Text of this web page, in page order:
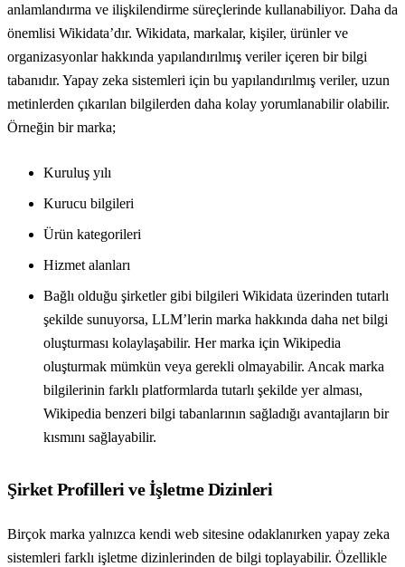
anlamlandırma ve ilişkilendirme süreçlerinde kullanabiliyor. Daha da
önemlisi Wikidata’dır. Wikidata, markalar, kişiler, ürünler ve
organizasyonlar hakkında yapılandırılmış veriler içeren bir bilgi
tabanıdır. Yapay zeka sistemleri için bu yapılandırılmış veriler, uzun
metinlerden çıkarılan bilgilerden daha kolay yorumlanabilir olabilir.
Örneğin bir marka;
Kuruluş yılı
Kurucu bilgileri
Ürün kategorileri
Hizmet alanları
Bağlı olduğu şirketler gibi bilgileri Wikidata üzerinden tutarlı
şekilde sunuyorsa, LLM’lerin marka hakkında daha net bilgi
oluşturması kolaylaşabilir. Her marka için Wikipedia
oluşturmak mümkün veya gerekli olmayabilir. Ancak marka
bilgilerinin farklı platformlarda tutarlı şekilde yer alması,
Wikipedia benzeri bilgi tabanlarının sağladığı avantajların bir
kısmını sağlayabilir.
Şirket Profilleri ve İşletme Dizinleri
Birçok marka yalnızca kendi web sitesine odaklanırken yapay zeka
sistemleri farklı işletme dizinlerinden de bilgi toplayabilir. Özellikle